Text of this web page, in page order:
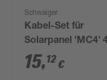
Schwaiger
Kabel-Set für
Solarpanel 'MC4'
mm² Länge 2 m
15,12€